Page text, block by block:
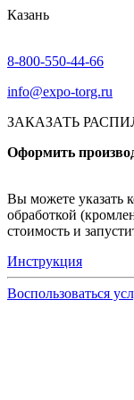
Казань
8-800-550-44-66
info@expo-torg.ru
ЗАКАЗАТЬ
Оформить
Вы можете указать
обработкой
стоимость и
Инструкция
Воспользоваться